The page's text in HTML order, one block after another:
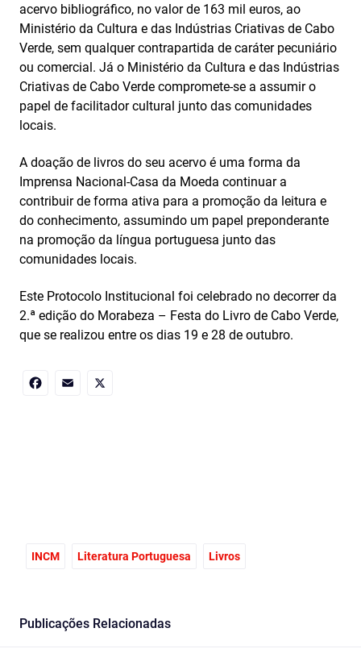
acervo bibliográfico, no valor de 163 mil euros, ao
Ministério da Cultura e das Indústrias Criativas de Cabo
Verde, sem qualquer contrapartida de caráter pecuniário
ou comercial. Já o Ministério da Cultura e das Indústrias
Criativas de Cabo Verde compromete-se a assumir o
papel de facilitador cultural junto das comunidades
locais.
A doação de livros do seu acervo é uma forma da
Imprensa Nacional-Casa da Moeda continuar a
contribuir de forma ativa para a promoção da leitura e
do conhecimento, assumindo um papel preponderante
na promoção da língua portuguesa junto das
comunidades locais.
Este Protocolo Institucional foi celebrado no decorrer da
2.ª edição do Morabeza – Festa do Livro de Cabo Verde,
que se realizou entre os dias 19 e 28 de outubro.
INCM Literatura Portuguesa Livros
Publicações Relacionadas